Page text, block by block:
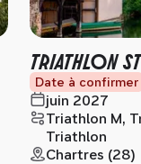
TRIATHLON
Date à confirmer
juin 2027
Triathlon M,
Triathlon
Chartres (28)